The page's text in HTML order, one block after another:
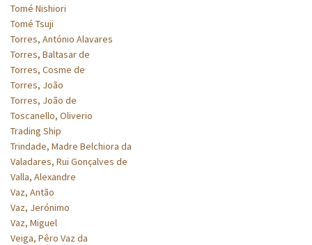
Tomé Nishiori
Tomé Tsuji
Torres, António Alavares
Torres, Baltasar de
Torres, Cosme de
Torres, João
Torres, João de
Toscanello, Oliverio
Trading Ship
Trindade, Madre Belchiora da
Valadares, Rui Gonçalves de
Valla, Alexandre
Vaz, Antão
Vaz, Jerónimo
Vaz, Miguel
Veiga, Pêro Vaz da